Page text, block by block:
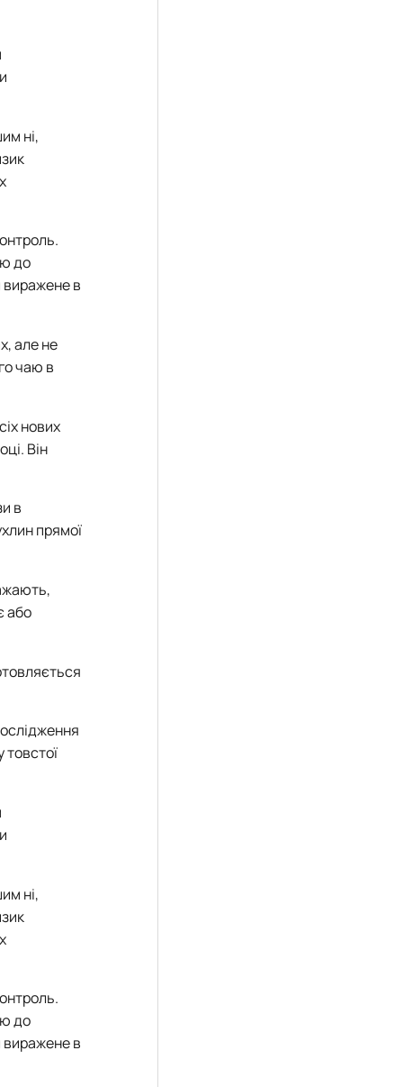
ні,
до
виражене в
але не
чаю в
нових
Він
в
прямої
або
ні,
до
виражене в